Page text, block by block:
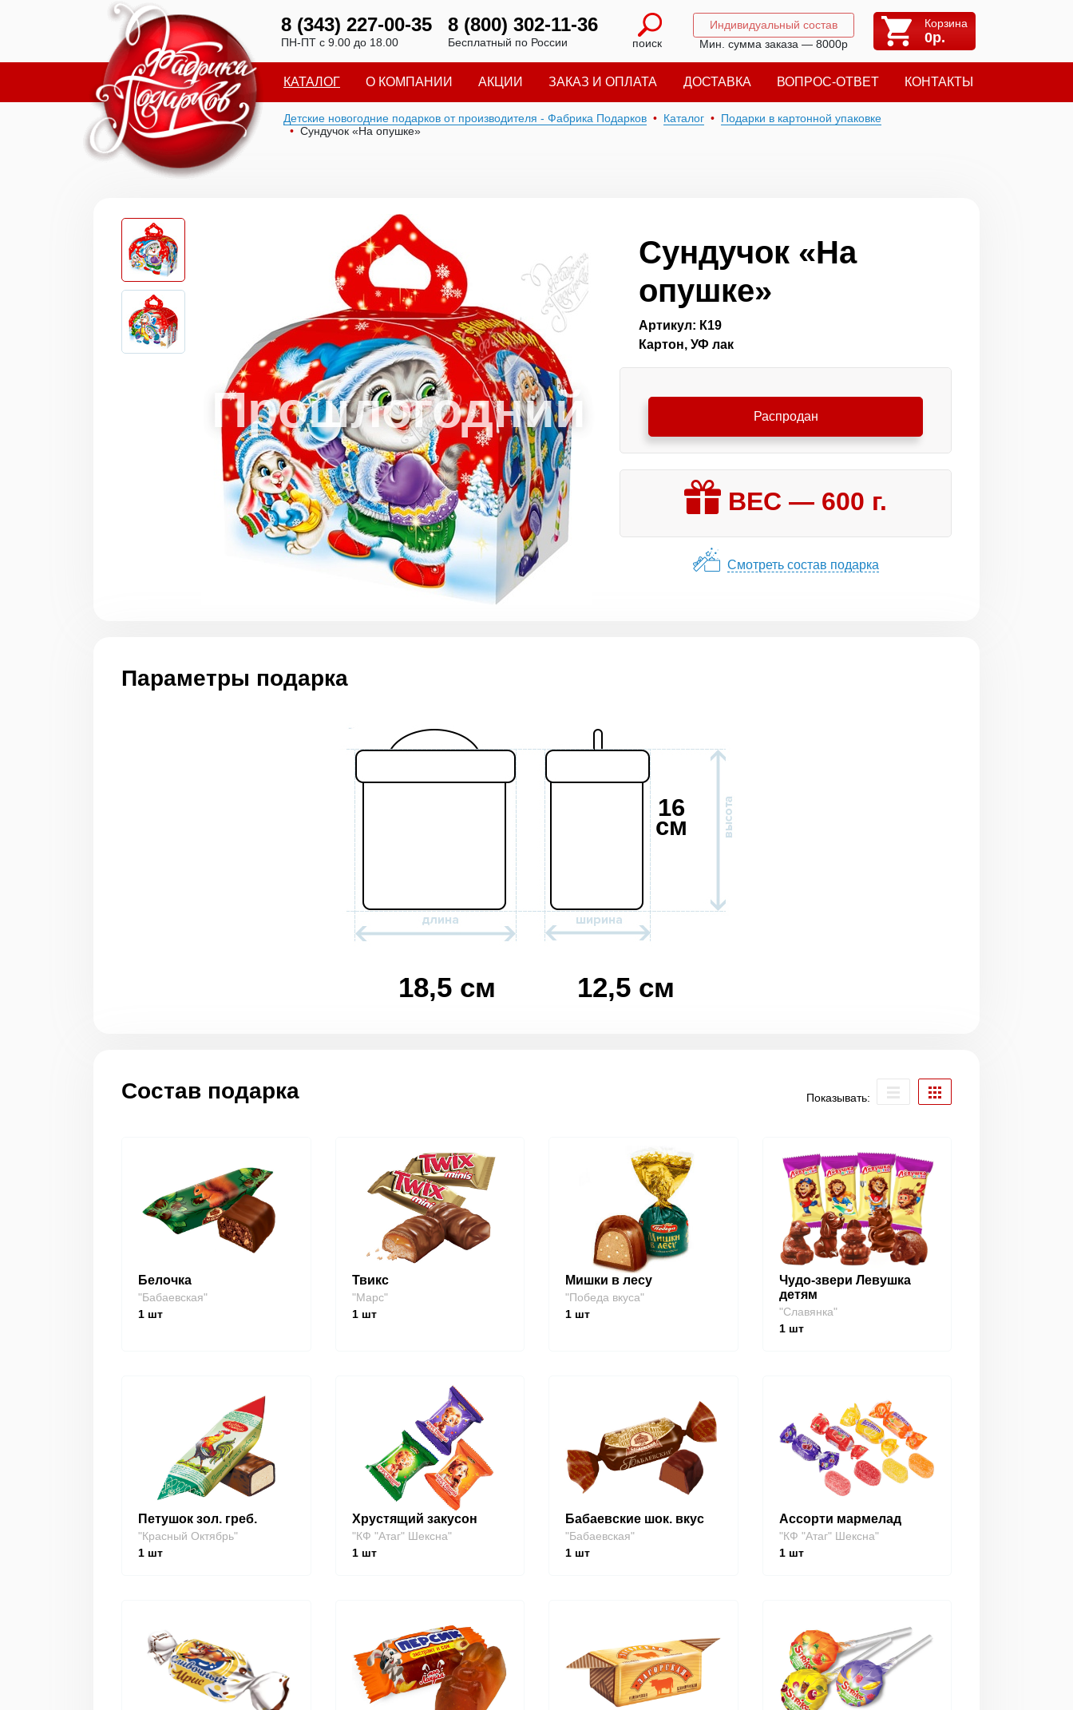
8 (343) 227-00-35
ПН-ПТ с 9.00 до 18.00
8 (800) 302-11-36
Бесплатный по России поиск
Индивидуальный состав
Мин. сумма заказа — 8000р
Корзина
0р.
КАТАЛОГ О КОМПАНИИ АКЦИИ ЗАКАЗ И ОПЛАТА ДОСТАВКА ВОПРОС-ОТВЕТ КОНТАКТЫ
Детские новогодние подарков от производителя - Фабрика Подарков Каталог
Подарки в картонной упаковке
Сундучок «На опушке»
Сундучок «На
опушке»
Артикул: К19
Картон, УФ лак
Распродан
ВЕС — 600 г.
Смотреть состав подарка
Параметры подарка
18,5 см 12,5 см
16
см
Состав подарка Показывать:
Белочка
"Бабаевская"
1 шт
Твикс
"Марс"
1шт
Мишки в лесу
"Победа вкуса"
1 шт
Чудо-звери Левушка
детям
"Славянка"
1шт
Петушок зол. греб.
"Красный Октябрь"
1 шт
Хрустящий закусон
"КФ "Атаг" Шексна"
1шт
Бабаевские шок. вкус
"Бабаевская"
1 шт
Ассорти мармелад
"КФ "Атаг" Шексна"
1шт